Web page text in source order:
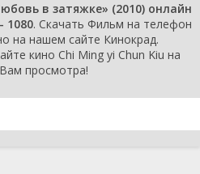
в затяжке» (2010) онлайн
1080. Скачать Фильм на телефон
на нашем сайте Кинокрад.
кино Chi Ming yi Chun Kiu на
просмотра!